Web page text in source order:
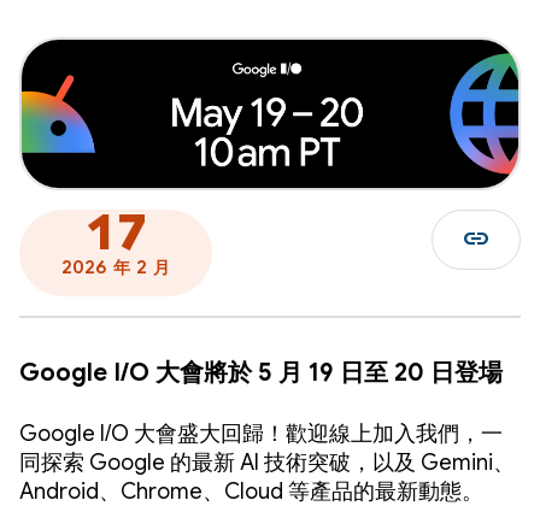
17
2026 年 2 月
link
Google I/O 大會將於 5 月 19 日至 20 日登場
Google I/O 大會盛大回歸！歡迎線上加入我們，一
同探索 Google 的最新 AI 技術突破，以及 Gemini、
Android、Chrome、Cloud 等產品的最新動態。